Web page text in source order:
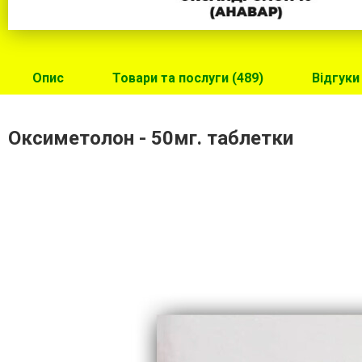
Опис Товари та послуги (489)
Оксиметолон - 50мг. таблетки